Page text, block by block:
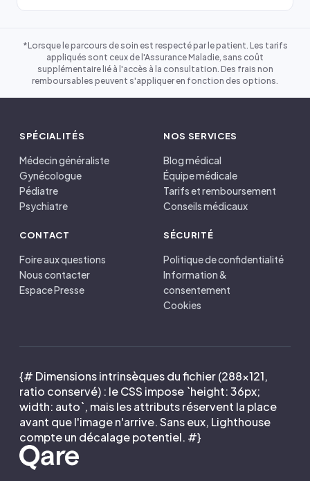
*Lorsque le parcours de soin est respecté par le patient. Les tarifs
appliqués sont ceux de l'Assurance Maladie, sans coût
supplémentaire lié à l'accès à la consultation. Des frais non
remboursables peuvent s'appliquer en fonction des options.
SPÉCIALITÉS
Médecin généraliste
Gynécologue
Pédiatre
Psychiatre
NOS SERVICES
Blog médical
Équipe médicale
Tarifs et remboursement
Conseils médicaux
CONTACT
Foire aux questions
Nous contacter
Espace Presse
SÉCURITÉ
Politique de confidentialité
Information &
consentement
Cookies
{# Dimensions intrinsèques du fichier (288×121,
ratio conservé) : le CSS impose `height: 36px;
width: auto`, mais les attributs réservent la place
avant que l'image n'arrive. Sans eux, Lighthouse
compte un décalage potentiel. #}